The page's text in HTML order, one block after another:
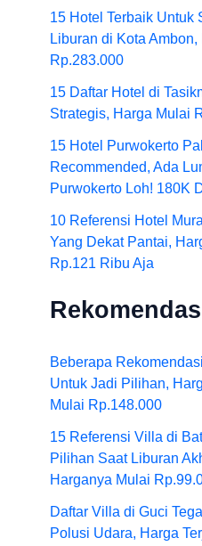
15 Hotel Terbaik Untuk
Liburan di Kota
Rp.283.000
15 Daftar Hotel di
Strategis, Harga Mulai
15 Hotel Purwokerto
Recommended, Ada
Purwokerto Loh! 180K
10 Referensi Hotel
Yang Dekat Pantai,
Rp.121 Ribu Aja
Beberapa
Untuk Jadi Pilihan,
Mulai Rp.148.000
15 Referensi Villa di
Pilihan Saat Liburan
Harganya Mulai
Daftar Villa di Guci
Polusi Udara, Harga